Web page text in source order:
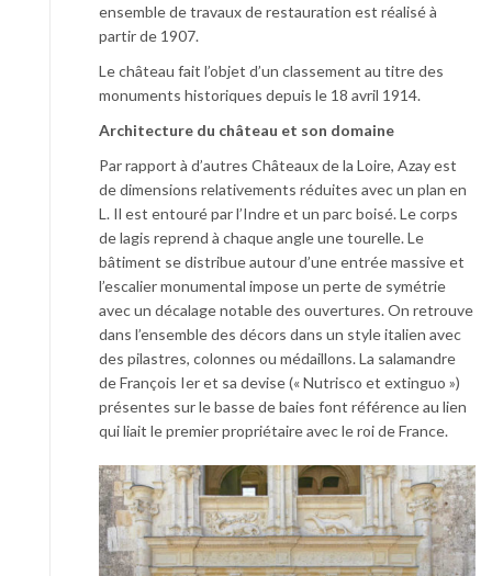
ensemble de travaux de restauration est réalisé à
partir de 1907.
Le château fait l’objet d’un classement au titre des
monuments historiques depuis le 18 avril 1914.
Architecture du château et son domaine
Par rapport à d’autres Châteaux de la Loire, Azay est
de dimensions relativements réduites avec un plan en
L. Il est entouré par l’Indre et un parc boisé. Le corps
de lagis reprend à chaque angle une tourelle. Le
bâtiment se distribue autour d’une entrée massive et
l’escalier monumental impose un perte de symétrie
avec un décalage notable des ouvertures. On retrouve
dans l’ensemble des décors dans un style italien avec
des pilastres, colonnes ou médaillons. La salamandre
de François Ier et sa devise (« Nutrisco et extinguo »)
présentes sur le basse de baies font référence au lien
qui liait le premier propriétaire avec le roi de France.